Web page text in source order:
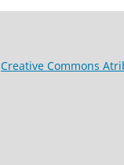
Creative Commons